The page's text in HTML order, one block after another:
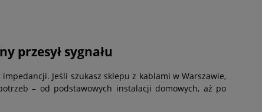
przesył sygnału
Jeśli szukasz sklepu z kablami w Warszawie,
– od podstawowych instalacji domowych, aż po